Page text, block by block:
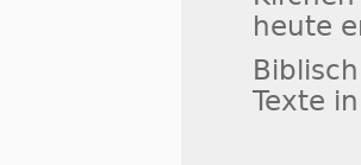
heute
Texte